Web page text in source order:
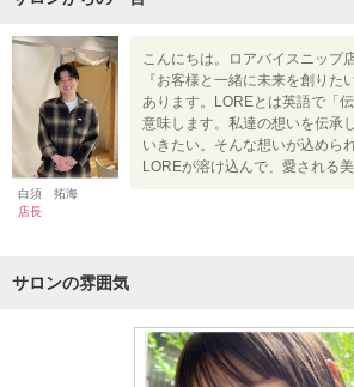
白須 拓海
店長
こんにちは。ロアバイスニップ
『お客様と一緒に未来を創りた
あります。LOREとは英語で「
意味します。私達の想いを伝承
いきたい。そんな想いが込めら
LOREが溶け込んで、愛される
サロンの雰囲気